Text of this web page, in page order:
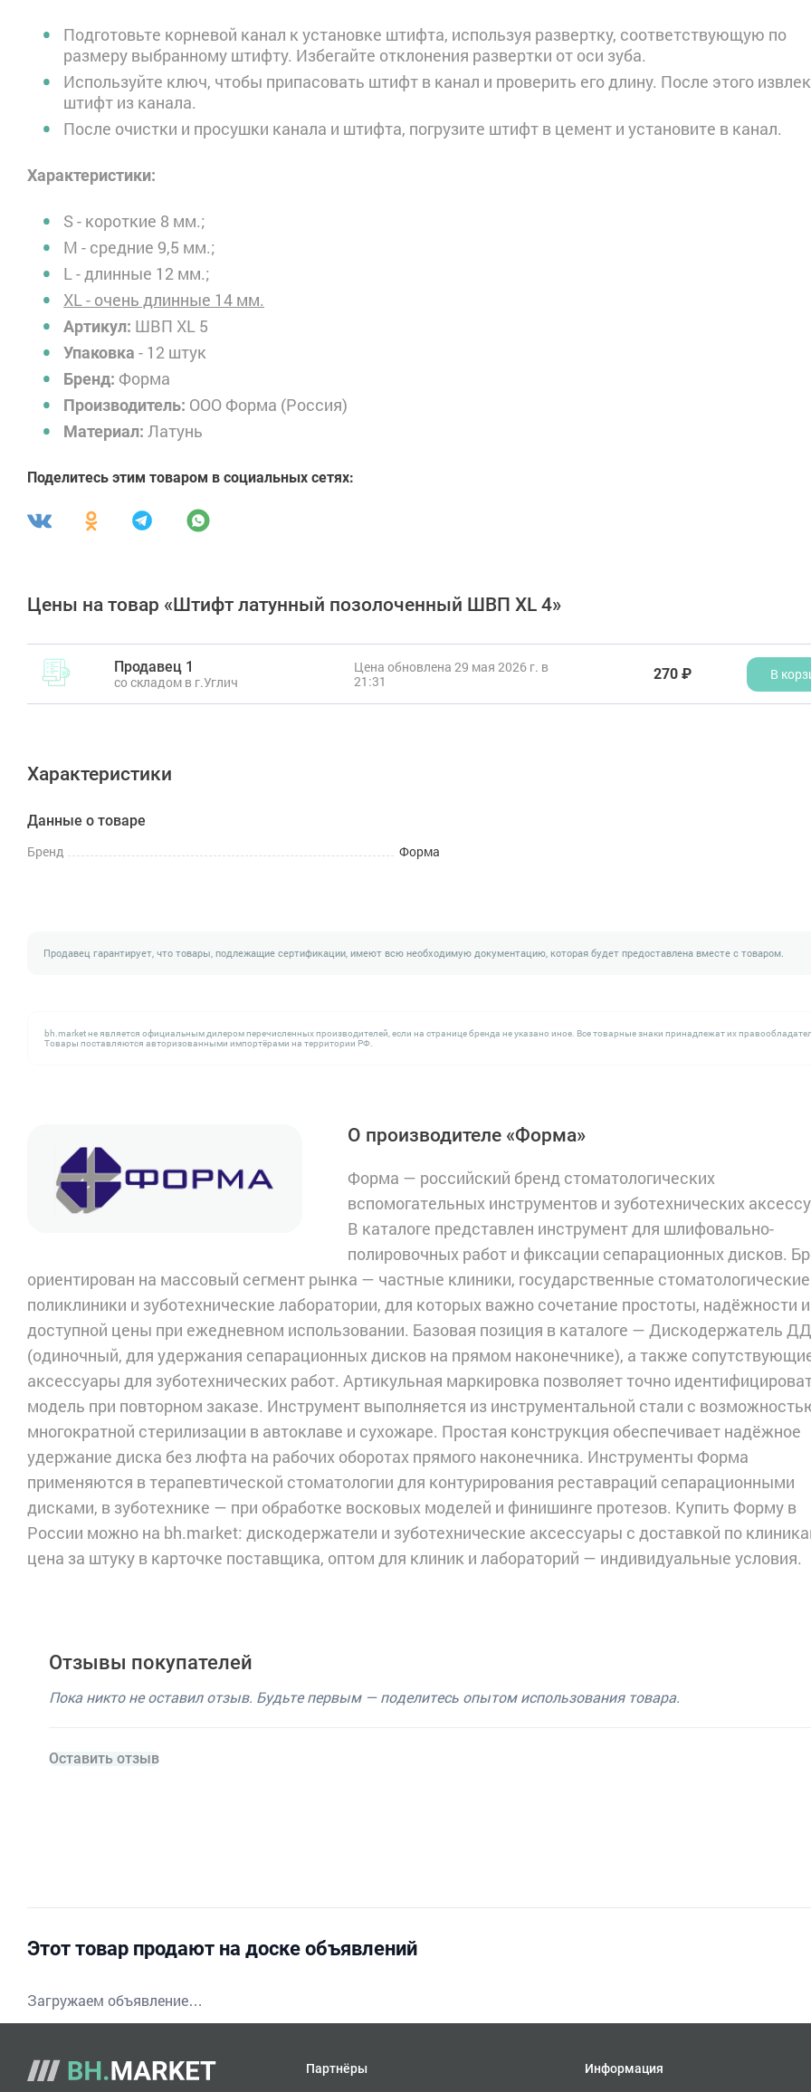
Подготовьте корневой канал к установке штифта, используя развертку, соответствующую по
размеру выбранному штифту. Избегайте отклонения развертки от оси зуба.
Используйте ключ, чтобы припасовать штифт в канал и проверить его длину. После этого
штифт из канала.
После очистки и просушки канала и штифта, погрузите штифт в цемент и установите в канал.
Характеристики:
S - короткие 8 мм.;
M - средние 9,5 мм.;
L - длинные 12 мм.;
XL - очень длинные 14 мм.
Артикул: ШВП XL 5
Упаковка - 12 штук
Бренд: Форма
Производитель: ООО Форма (Россия)
Материал: Латунь
Поделитесь этим товаром в социальных сетях:
Цены на товар «Штифт латунный позолоченный ШВП XL 4»
Продавец 1
со складом в г.Углич
Цена обновлена 29 мая 2026 г. в
21:31
270 ₽ В
Характеристики
Данные о товаре
Бренд
Форма
Продавец гарантирует, что товары, подлежащие сертификации, имеют всю необходимую документацию, которая будет предоставлена вместе с товаром.
bh.market не является официальным дилером перечисленных производителей, если на странице бренда не указано иное. Все товарные знаки принадлежат их
Товары поставляются авторизованными импортёрами на территории РФ.
О производителе «Форма»
Форма — российский бренд стоматологических
вспомогательных инструментов и зуботехнических
В каталоге представлен инструмент для шлифовально-
полировочных работ и фиксации сепарационных дисков.
ориентирован на массовый сегмент рынка — частные клиники, государственные стоматологические
поликлиники и зуботехнические лаборатории, для которых важно сочетание простоты, надёжности и
доступной цены при ежедневном использовании. Базовая позиция в каталоге — Дискодержатель ДД
(одиночный, для удержания сепарационных дисков на прямом наконечнике), а также
аксессуары для зуботехнических работ. Артикульная маркировка позволяет точно
модель при повторном заказе. Инструмент выполняется из инструментальной стали с
многократной стерилизации в автоклаве и сухожаре. Простая конструкция обеспечивает надёжное
удержание диска без люфта на рабочих оборотах прямого наконечника. Инструменты Форма
применяются в терапевтической стоматологии для контурирования реставраций сепарационными
дисками, в зуботехнике — при обработке восковых моделей и финишинге протезов. Купить Форму в
России можно на bh.market: дискодержатели и зуботехнические аксессуары с доставкой по
цена за штуку в карточке поставщика, оптом для клиник и лабораторий — индивидуальные условия.
Отзывы покупателей
Пока никто не оставил отзыв. Будьте первым — поделитесь опытом использования товара.
Оставить отзыв
Этот товар продают на доске объявлений
Загружаем объявление…
Партнёры Информация